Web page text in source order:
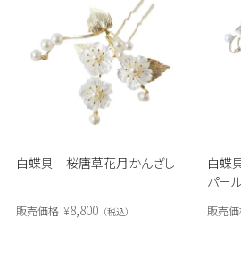
白蝶貝 桜唐草花月かんざし
販売価格 ¥8,800 税込
白蝶
パール
販売